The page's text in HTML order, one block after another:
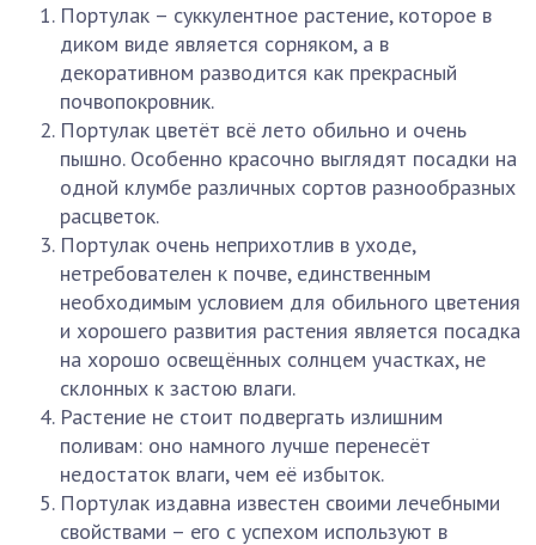
Портулак – суккулентное растение, которое в
диком виде является сорняком, а в
декоративном разводится как прекрасный
почвопокровник.
Портулак цветёт всё лето обильно и очень
пышно. Особенно красочно выглядят посадки на
одной клумбе различных сортов разнообразных
расцветок.
Портулак очень неприхотлив в уходе,
нетребователен к почве, единственным
необходимым условием для обильного цветения
и хорошего развития растения является посадка
на хорошо освещённых солнцем участках, не
склонных к застою влаги.
Растение не стоит подвергать излишним
поливам: оно намного лучше перенесёт
недостаток влаги, чем её избыток.
Портулак издавна известен своими лечебными
свойствами – его с успехом используют в